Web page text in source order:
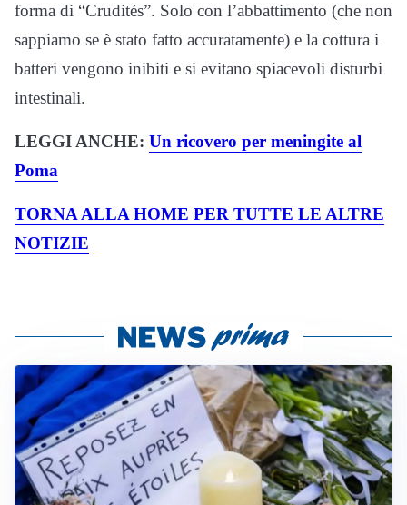
forma di “Crudités”. Solo con l’abbattimento (che non
sappiamo se è stato fatto accuratamente) e la cottura i
batteri vengono inibiti e si evitano spiacevoli disturbi
intestinali.
LEGGI ANCHE: Un ricovero per meningite al
Poma
TORNA ALLA HOME PER TUTTE LE ALTRE
NOTIZIE